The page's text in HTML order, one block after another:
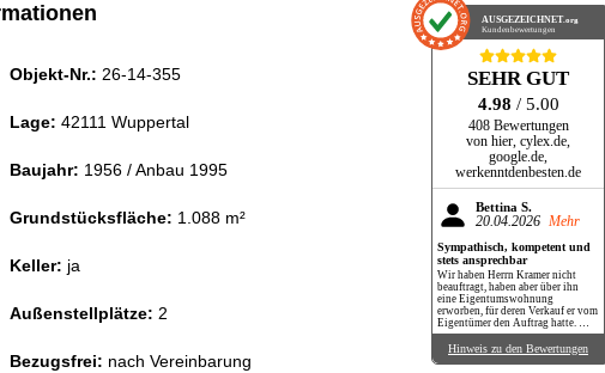
Objekt-Nr.: 26-14-355
Lage: 42111 Wuppertal
Baujahr: 1956 / Anbau 1995
Grundstücksfläche: 1.088 m²
Keller: ja
Außenstellplätze: 2
Bezugsfrei: nach Vereinbarung
AUSGEZEICHNET.org
Kundenbewertungen
SEHR GUT
4.98 / 5.00
408 Bewertungen
von hier, cylex.de,
google.de,
werkenntdenbesten.de
Bettina S.
20.04.2026 Mehr
Sympathisch, kompetent und
stets ansprechbar
Wir haben Herrn Kramer nicht
beauftragt, haben aber über ihn
eine Eigentumswohnung
erworben, für deren Verkauf er vom
Eigentümer den Auftrag hatte. Wir
haben Herrn Kramer dabei als
ausgesprochen netten,
kompetenten und stets
Hinweis zu den Bewertungen